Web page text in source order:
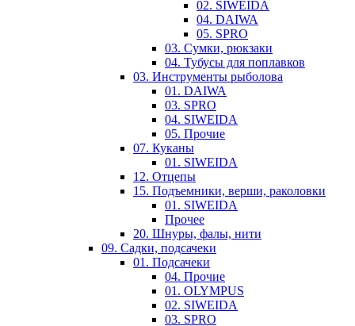
02. SIWEIDA
04. DAIWA
05. SPRO
03. Сумки, рюкзаки
04. Тубусы для поплавков
03. Инструменты рыболова
01. DAIWA
03. SPRO
04. SIWEIDA
05. Прочие
07. Куканы
01. SIWEIDA
12. Отцепы
15. Подъемники, верши, раколовки
01. SIWEIDA
Прочее
20. Шнуры, фалы, нити
09. Садки, подсачеки
01. Подсачеки
04. Прочие
01. OLYMPUS
02. SIWEIDA
03. SPRO